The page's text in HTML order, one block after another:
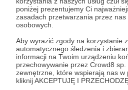
poniżej prezentujemy Ci
zasadach przetwarzania przez nas
osobowych.
Aby wyrazić zgody na korzystanie
automatycznego śledzenia i
informacji na Twoim urządzeniu
przechowywanie przez Crowd8
zewnętrzne, które wspierają nas w
kliknij AKCEPTUJĘ I
"Tak, przejdź do strony".
Jeśli masz wątpliwości, wróć
link.
Czy na pewno chcesz
Tak, przejdź